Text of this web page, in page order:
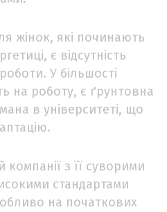
жінок, які починають
є відсутність
У більшості
на роботу, є ґрунтовна
в університеті, що
з її суворими
стандартами
на початкових